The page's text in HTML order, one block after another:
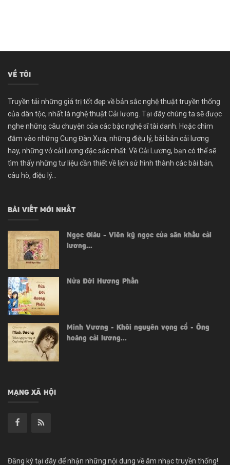
VỀ TÔI
Truyền tải những giá trị tốt đẹp về bản sắc nghệ thuật truyền thống
của dân tộc, nhất là nghệ thuật Cải lương. Tại đây chúng ta sẽ được
nghe những câu chuyện của các bậc nghệ sĩ tài danh. Hoặc chìm
đắm vào những Cung Đàn Xưa, những điệu lý, bài bản cải lương
hay, những vở cải lương đặc sắc nhất. Về Cải Lương, bạn có thể sẽ
tìm thấy những tư liệu cần thiết về lịch sử hình thành các bài bản,
câu hò, điệu lý...
BÀI VIẾT MỚI NHẤT
Ngọc Giàu - Viên kỳ ngọc của sân khấu cải
lương...
Nửa Đời Hương Phấn
Minh Vương - Khôi nguyên vọng cổ - Ông
hoàng cải lương...
MẠNG XÃ HỘI
Đăng ký tại đây để nhận những nội dung về âm nhạc truyền thống!